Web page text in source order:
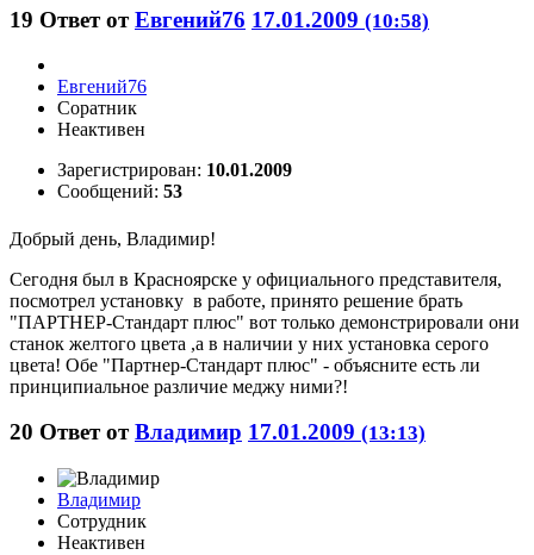
19 Ответ отЕвгений76 17.01.2009 (10:58)
Евгений76
Соратник
Неактивен
Зарегистрирован: 10.01.2009
Сообщений: 53
Добрый день, Владимир!
Сегодня был в Красноярске у официального представителя,
посмотрел установку в работе, принято решение брать
"ПАРТНЕР-Стандарт плюс" вот только демонстрировали они
станок желтого цвета ,а в наличии у них установка серого
цвета! Обе "Партнер-Стандарт плюс" - объясните есть ли
принципиальное различие меджу ними?!
20 Ответ отВладимир 17.01.2009 (13:13)
Владимир
Сотрудник
Неактивен